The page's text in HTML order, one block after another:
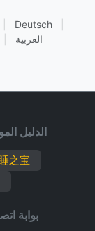
Deutsch
العربية
الدليل
之宝
بوابة